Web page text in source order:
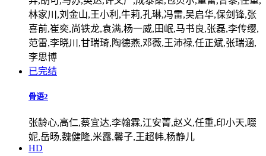
林家川,刘金山,王小利,牛莉,孔琳,冯雷,吴启华,保剑锋,张
喜前,崔奕,尚铁龙,袁满,杨一威,田岷,马书良,张磊,李传缨,
范雷,李晓川,甘瑞琦,陶德燕,邓薇,王沛禄,任正斌,张瑞涵,
李思博
已完结
骨语2
张龄心,高仁,蔡宜达,李翰霖,江安菁,赵义,任重,印小天,啜
妮,岳旸,魏健隆,米露,馨子,王超帏,杨静儿
HD